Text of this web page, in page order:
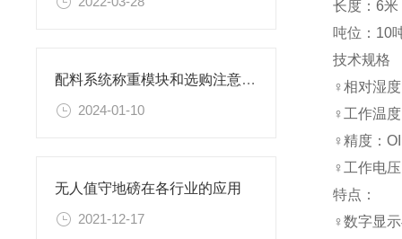
配料系统称重模块和选购注意事项
2024-01-10
无人值守地磅在各行业的应用
2021-12-17
长度：6
吨位：10
技术规格
♀相对湿
♀工作温
♀精度：
♀工作电
特点：
♀数字显